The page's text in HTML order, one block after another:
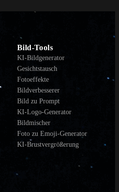
Bild-Tools
KI-Bildgenerator
Gesichtstausch
Fotoeffekte
Bildverbesserer
Bild zu Prompt
KI-Logo-Generator
Bildmischer
Foto zu Emoji-Generator
KI-Brustvergrößerung